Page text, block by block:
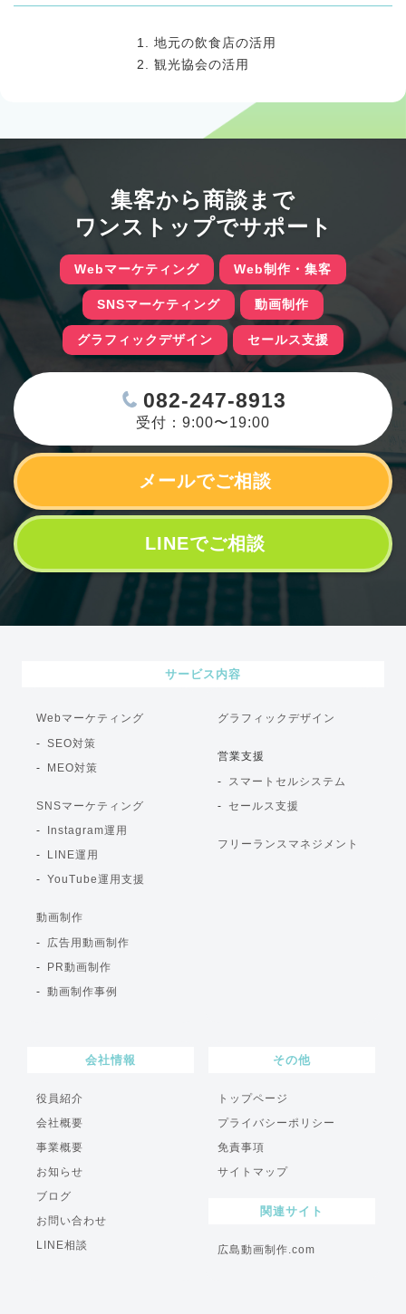
地元の飲食店の活用
観光協会の活用
集客から商談まで
ワンストップでサポート
Webマーケティング Web制作・集客
SNSマーケティング 動画制作
グラフィックデザイン セールス支援
082-247-8913
受付：9:00〜19:00
メールでご相談
LINEでご相談
サービス内容
Webマーケティング
SEO対策
MEO対策
SNSマーケティング
Instagram運用
LINE運用
YouTube運用支援
動画制作
広告用動画制作
PR動画制作
動画制作事例
グラフィックデザイン
営業支援
スマートセルシステム
セールス支援
フリーランスマネジメント
会社情報
役員紹介
会社概要
事業概要
お知らせ
ブログ
お問い合わせ
LINE相談
その他
トップページ
プライバシーポリシー
免責事項
サイトマップ
関連サイト
広島動画制作.com